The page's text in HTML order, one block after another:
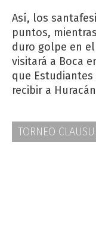
Así, los
puntos,
duro golpe en
visitará a Boca
que
recibir a
TORNEO